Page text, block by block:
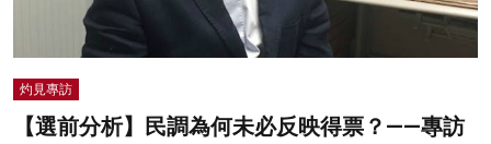
灼見活動
灼見專訪
【選前分析】民調為何未必反映得票？——專訪